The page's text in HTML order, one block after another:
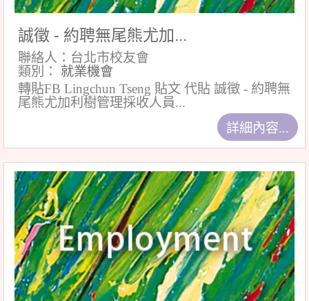
詳細內容...
誠徵 - 約聘無尾熊尤加...
聯絡人：台北市校友會
類別：
就業機會
轉貼FB Lingchun Tseng 貼文 代貼 誠徵 - 約聘無
尾熊尤加利樹管理採收人員...